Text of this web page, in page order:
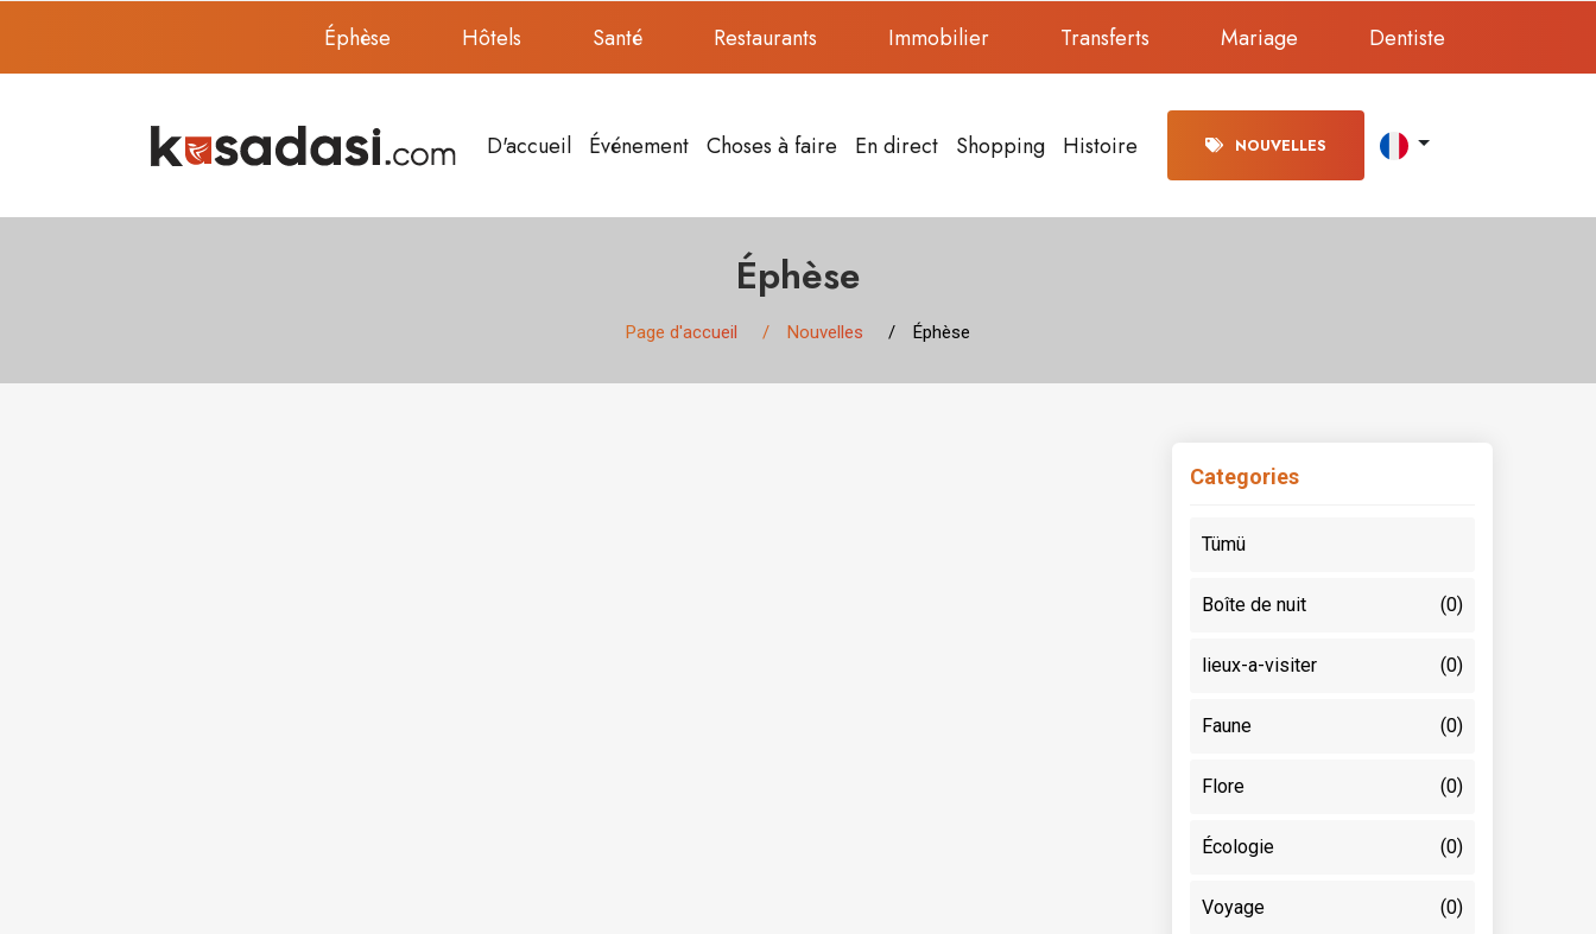
Éphèse Hôtels Santé Restaurants Immobilier Transferts Mariage Dentiste
D'accueil Événement Choses à faire En direct Shopping Histoire NOUVELLES
Éphèse
Page d'accueil Nouvelles Éphèse
Categories
Tümü
Boîte de nuit (0)
lieux-a-visiter (0)
Faune (0)
Flore (0)
Écologie (0)
Voyage (0)